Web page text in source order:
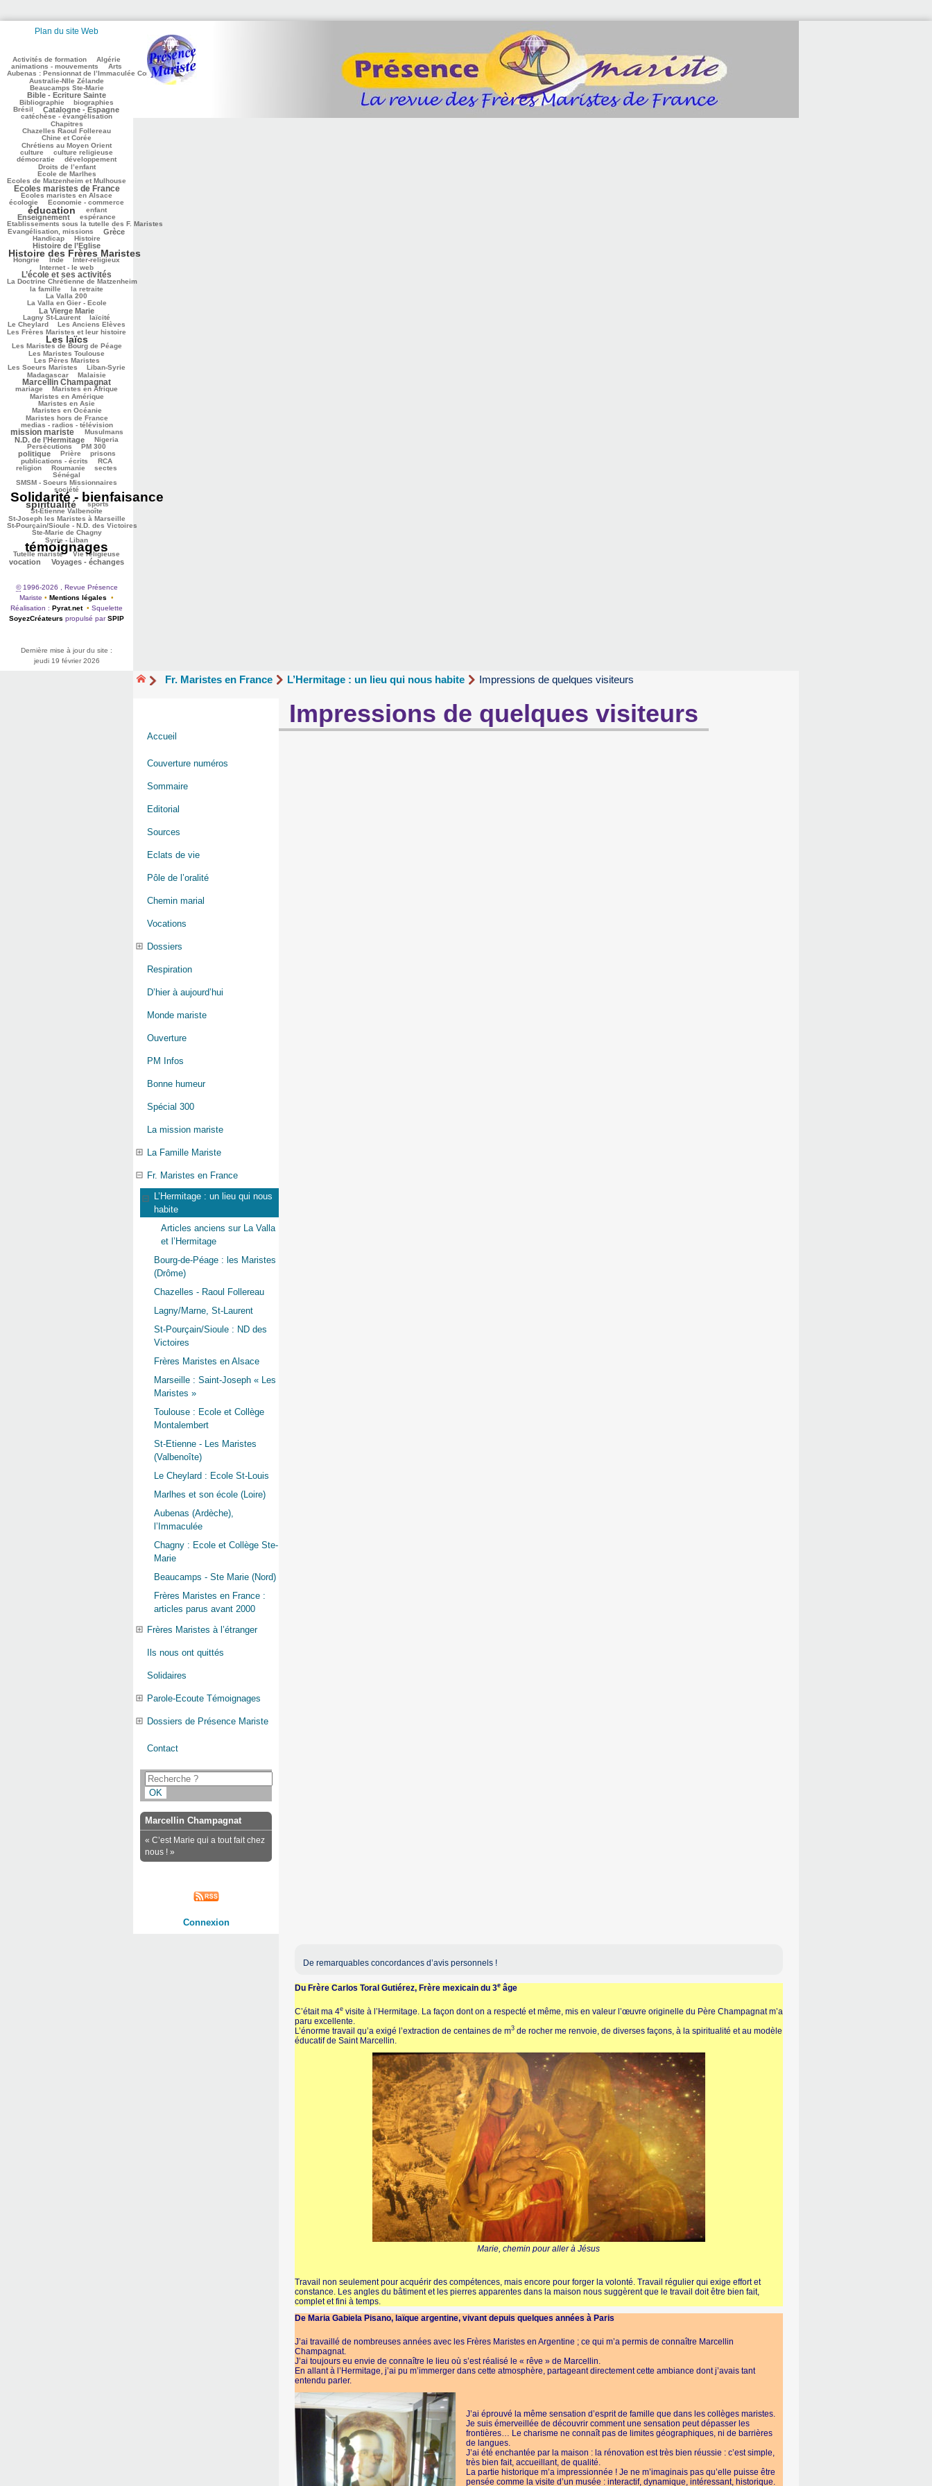
Fr. Maristes en France L’Hermitage : un lieu qui nous habite Impressions de quelques visiteurs
Impressions de quelques visiteurs
De remarquables concordances d’avis personnels !
Du Frère Carlos Toral Gutiérez, Frère mexicain du 3eâge
C’était ma 4evisite à l’Hermitage. La façon dont on a respecté et même, mis en valeur l’œuvre originelle du Père Champagnat m’a
paru excellente.
L’énorme travail qu’a exigé l’extraction de centaines de m3de rocher me renvoie, de diverses façons, à la spiritualité et au modèle
éducatif de Saint Marcellin.
Marie, chemin pour aller à Jésus
Travail non seulement pour acquérir des compétences, mais encore pour forger la volonté. Travail régulier qui exige effort et
constance. Les angles du bâtiment et les pierres apparentes dans la maison nous suggèrent que le travail doit être bien fait,
complet et fini à temps.
De Maria Gabiela Pisano, laïque argentine, vivant depuis quelques années à Paris
J’ai travaillé de nombreuses années avec les Frères Maristes en Argentine ; ce qui m’a permis de connaître Marcellin
Champagnat.
J’ai toujours eu envie de connaître le lieu où s’est réalisé le « rêve » de Marcellin.
En allant à l’Hermitage, j’ai pu m’immerger dans cette atmosphère, partageant directement cette ambiance dont j’avais tant
entendu parler.
J’ai éprouvé la même sensation d’esprit de famille que dans les collèges maristes.
Je suis émerveillée de découvrir comment une sensation peut dépasser les
frontières… Le charisme ne connaît pas de limites géographiques, ni de barrières
de langues.
J’ai été enchantée par la maison : la rénovation est très bien réussie : c’est simple,
très bien fait, accueillant, de qualité.
La partie historique m’a impressionnée ! Je ne m’imaginais pas qu’elle puisse être
pensée comme la visite d’un musée : interactif, dynamique, intéressant, historique.
Accueil
Couverture numéros
Sommaire
Editorial
Sources
Eclats de vie
Pôle de l’oralité
Chemin marial
Vocations
Dossiers
Respiration
D’hier à aujourd’hui
Monde mariste
Ouverture
PM Infos
Bonne humeur
Spécial 300
La mission mariste
La Famille Mariste
Fr. Maristes en France
L’Hermitage : un lieu qui nous
habite
Articles anciens sur La Valla
et l’Hermitage
Bourg-de-Péage : les Maristes
(Drôme)
Chazelles - Raoul Follereau
Lagny/Marne, St-Laurent
St-Pourçain/Sioule : ND des
Victoires
Frères Maristes en Alsace
Marseille : Saint-Joseph « Les
Maristes »
Toulouse : Ecole et Collège
Montalembert
St-Etienne - Les Maristes
(Valbenoîte)
Le Cheylard : Ecole St-Louis
Marlhes et son école (Loire)
Aubenas (Ardèche),
l’Immaculée
Chagny : Ecole et Collège Ste-
Marie
Beaucamps - Ste Marie (Nord)
Frères Maristes en France :
articles parus avant 2000
Frères Maristes à l’étranger
Ils nous ont quittés
Solidaires
Parole-Ecoute Témoignages
Dossiers de Présence Mariste
Contact
Marcellin Champagnat
« C’est Marie qui a tout fait chez
nous ! »
Connexion
Plan du site Web
104/2794
Activités de formation
75/2794 Algérie
155/2794
animations - mouvements
283/2794 Arts
84/2794
Aubenas : Pensionnat de l’Immaculée Conception
48/2794Australie-Nlle Zélande
86/2794
Beaucamps Ste-Marie
681/2794
Bible - Ecriture Sainte
41/2794
Bibliographie
582/2794 biographies
120/2794
Brésil
810/2794 Catalogne - Espagne
513/2794
catéchèse - évangélisation
180/2794
Chapitres
Chazelles Raoul Follereau
109/2794
Chine et Corée
Chrétiens au Moyen Orient
370/2794
culture
42/2794 culture religieuse
117/2794
démocratie
91/2794 développement
164/2794
Droits de l’enfant
Ecole de Marlhes
Ecoles de Matzenheim et Mulhouse
967/2794
Ecoles maristes de France
257/2794
Ecoles maristes en Alsace
474/2794
écologie
107/2794 Economie - commerce
1550/2794
éducation
117/2794 enfant
772/2794
Enseignement
221/2794 espérance
65/2794
Etablissements sous la tutelle des F. Maristes
195/2794
Evangélisation, missions
795/2794 Grèce
63/2794
Handicap
245/2794 Histoire
829/2794
Histoire de l’Eglise
1750/2794
Histoire des Frères Maristes
157/2794
Hongrie
24/2794 Inde
149/2794 Inter-religieux
155/2794
Internet - le web
L’école et ses activités
55/2794
La Doctrine Chrétienne de Matzenheim
315/2794la famille
80/2794 la retraite
49/2794
La Valla 200
La Valla en Gier - Ecole
716/2794
La Vierge Marie
Lagny St-Laurent
351/2794 laïcité
260/2794
Le Cheylard
68/2794 Les Anciens Elèves
153/2794
Les Frères Maristes et leur histoire
Les laïcs
Les Maristes de Bourg de Péage
211/2794
Les Maristes Toulouse
551/2794
Les Pères Maristes
434/2794
Les Soeurs Maristes
113/2794 Liban-Syrie
209/2794
Madagascar
29/2794 Malaisie
1065/2794
Marcellin Champagnat
36/2794
mariage
489/2794 Maristes en Afrique
412/2794
Maristes en Amérique
307/2794
Maristes en Asie
Maristes en Océanie
424/2794
Maristes hors de France
267/2794
medias - radios - télévision
1102/2794
mission mariste
72/2794 Musulmans
821/2794
N.D. de l’Hermitage
54/2794 Nigeria
164/2794
Persécutions
156/2794 PM 300
702/2794
politique
237/2794 Prière
136/2794 prisons
271/2794
publications - écrits
137/2794 RCA
238/2794
religion
44/2794 Roumanie
52/2794 sectes
58/2794
Sénégal
SMSM - Soeurs Missionnaires
271/2794
société
Solidarité - bienfaisance
1529/2794spiritualité
343/2794 sports
206/2794
St-Etienne Valbenoîte
86/2794
St-Joseph les Maristes à Marseille
118/2794
St-Pourçain/Sioule - N.D. des Victoires
Ste-Marie de Chagny
Syrie - Liban
témoignages
147/2794
Tutelle mariste
158/2794 Vie religieuse
627/2794
vocation
623/2794 Voyages - échanges
©1996-2026 , Revue Présence
Mariste • Mentions légales
•
Réalisation : Pyrat.net • Squelette
SoyezCréateurs propulsé parSPIP
Dernière mise à jour du site :
jeudi 19 février 2026